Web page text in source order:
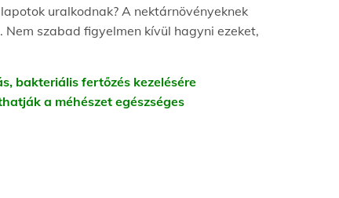
uralkodnak? A nektárnövényeknek
szabad figyelmen kívül hagyni ezeket,
bakteriális fertőzés kezelésére
a méhészet egészséges